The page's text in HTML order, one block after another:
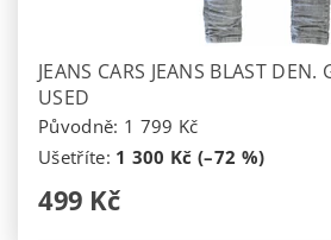
JEANS CARS JEANS BLAST DEN.
USED
Původně: 1 799 Kč
Ušetříte: 1 300 Kč (–72 %)
499 Kč